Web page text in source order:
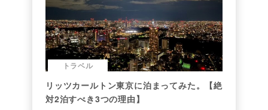
トラベル
リッツカールトン東京に泊まってみた。【絶
対2泊すべき3つの理由】